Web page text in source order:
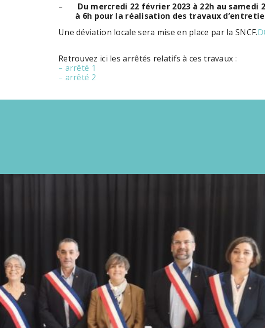
– Du mercredi 22 février 2023 à 22h au samedi
à 6h pour la réalisation des travaux
Une déviation locale sera mise en place par la SNCF.
Retrouvez ici les arrêtés relatifs à ces travaux :
– arrêté 1
– arrêté 2